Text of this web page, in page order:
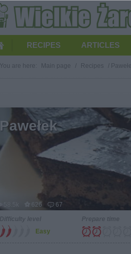
RECIPES ARTICLES
You are here: Main page / Recipes /
Pawełek
626
67
Easy